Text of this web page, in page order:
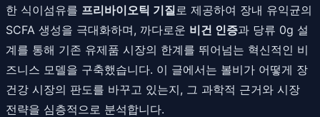
한 식이섬유를 프리바이오틱 기질 로 제공하여 장내 유익균의
SCFA 생성을 극대화하며, 까다로운 비건 인증과 당류 0g 설
계를 통해 기존 유제품 시장의 한계를 뛰어넘는 혁신적인 비
즈니스 모델을 구축했습니다. 이 글에서는 볼비가 어떻게 장
건강 시장의 판도를 바꾸고 있는지, 그 과학적 근거와 시장
전략을 심층적으로 분석합니다.